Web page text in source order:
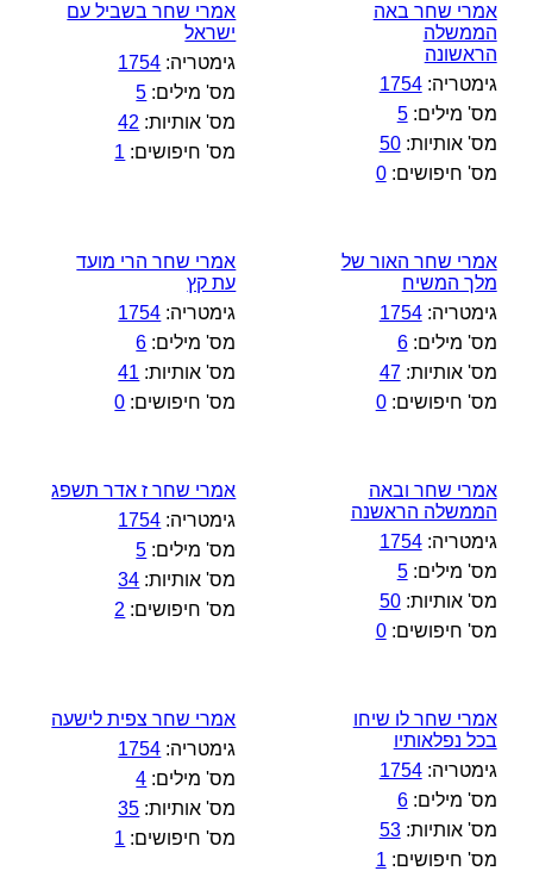
אמרי שחר באה
הממשלה
הראשונה
גימטריה:1754
מס' מילים:5
מס' אותיות:50
מס' חיפושים:0
אמרי שחר בשביל עם
ישראל
גימטריה: 1754
מס' מילים: 5
מס' אותיות: 42
מס' חיפושים: 1
אמרי שחר האור של
מלך המשיח
גימטריה:1754
מס' מילים:6
מס' אותיות:47
מס' חיפושים:0
אמרי שחר הרי מועד
עת קץ
גימטריה: 1754
מס' מילים: 6
מס' אותיות: 41
מס' חיפושים: 0
אמרי שחר ובאה
הממשלה הראשנה
גימטריה:1754
מס' מילים:5
מס' אותיות:50
מס' חיפושים:0
אמרי שחר ז אדר תשפג
גימטריה: 1754
מס' מילים: 5
מס' אותיות: 34
מס' חיפושים: 2
אמרי שחר לו שיחו
בכל נפלאותיו
גימטריה:1754
מס' מילים:6
מס' אותיות:53
מס' חיפושים: 1
אמרי שחר צפית לישעה
גימטריה: 1754
מס' מילים: 4
מס' אותיות: 35
מס' חיפושים: 1